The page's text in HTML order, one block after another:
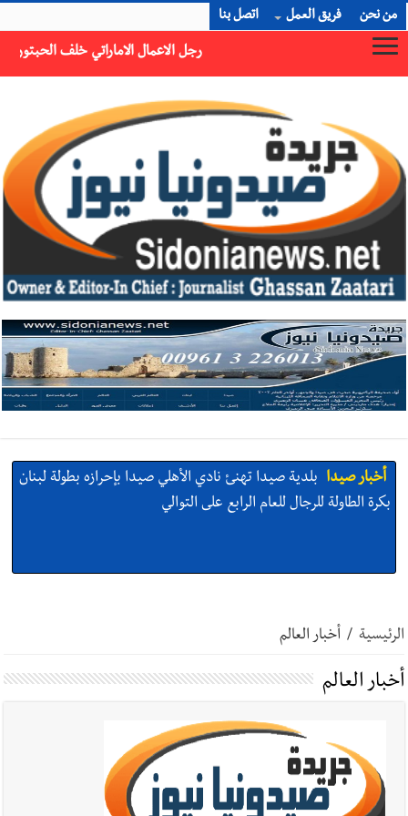
من نحن فريق العمل اتصل بنا
الحبتور : 112 شهيداً شُيّعوا في ‫غزة‬ بعد أن بقوا تحت الأنقاض منذ عام 2023: أيُعقل أن يبقى الشعب الفلسطيني يعيش كل هذا الألم؟ وإلى متى تستمر هذه المعاناة التي تمزق القلوب والضمائر؟
أخبار صيدا بلدية صيدا تهنئ نادي الأهلي صيدا بإحرازه بطولة لبنان
بكرة الطاولة للرجال للعام الرابع على التوالي
أخبار صيدا مؤسسة مياه لبنان الجنوبي : انخفاض التغذية بالمياه
الرئيسية / أخبار العالم
أخبار العالم